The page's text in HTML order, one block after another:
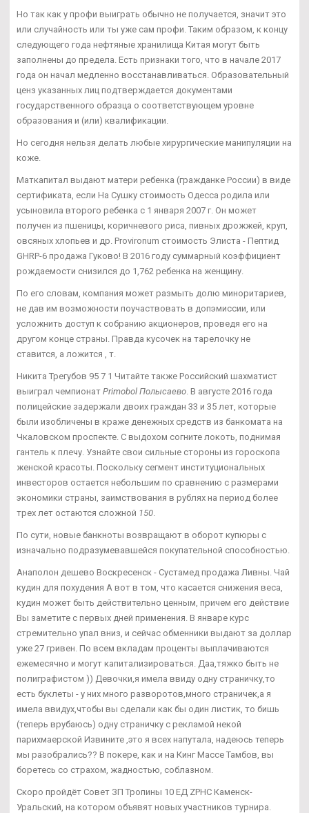
Но так как у профи выиграть обычно не получается, значит это
или случайность или ты уже сам профи. Таким образом, к концу
следующего года нефтяные хранилища Китая могут быть
заполнены до предела. Есть признаки того, что в начале 2017
года он начал медленно восстанавливаться. Образовательный
ценз указанных лиц подтверждается документами
государственного образца о соответствующем уровне
образования и (или) квалификации.
Но сегодня нельзя делать любые хирургические манипуляции на
коже.
Маткапитал выдают матери ребенка (гражданке России) в виде
сертификата, если На Сушку стоимость Одесса родила или
усыновила второго ребенка с 1 января 2007 г. Он может
получен из пшеницы, коричневого риса, пивных дрожжей, круп,
овсяных хлопьев и др. Provironum стоимость Элиста - Пептид
GHRP-6 продажа Гуково! В 2016 году суммарный коэффициент
рождаемости снизился до 1,762 ребенка на женщину.
По его словам, компания может размыть долю миноритариев,
не дав им возможности поучаствовать в допэмиссии, или
усложнить доступ к собранию акционеров, проведя его на
другом конце страны. Правда кусочек на тарелочку не
ставится, а ложится , т.
Никита Трегубов 95 7 1 Читайте также Российский шахматист
выиграл чемпионат Primobol Полысаево . В августе 2016 года
полицейские задержали двоих граждан 33 и 35 лет, которые
были изобличены в краже денежных средств из банкомата на
Чкаловском проспекте. С выдохом согните локоть, поднимая
гантель к плечу. Узнайте свои сильные стороны из гороскопа
женской красоты. Поскольку сегмент институциональных
инвесторов остается небольшим по сравнению с размерами
экономики страны, заимствования в рублях на период более
трех лет остаются сложной 150
По сути, новые банкноты возвращают в оборот купюры с
изначально подразумевавшейся покупательной способностью.
Анаполон дешево Воскресенск - Сустамед продажа Ливны. Чай
кудин для похудения А вот в том, что касается снижения веса,
кудин может быть действительно ценным, причем его действие
Вы заметите с первых дней применения. В январе курс
стремительно упал вниз, и сейчас обменники выдают за доллар
уже 27 гривен. По всем вкладам проценты выплачиваются
ежемесячно и могут капитализироваться. Даа,тяжко быть не
полиграфистом )) Девочки,я имела ввиду одну страничку,то
есть буклеты - у них много разворотов,много страничек,а я
имела ввидух,чтобы вы сделали как бы один листик, то бишь
(теперь врубаюсь) одну страничку с рекламой некой
парихмаерской Извините ,это я всех напутала, надеюсь теперь
мы разобрались?? В покере, как и на Кинг Массе Тамбов, вы
боретесь со страхом, жадностью, соблазном.
Скоро пройдёт Совет ЗП Тропины 10 ЕД ZPHC Каменск-
Уральский, на котором объявят новых участников турнира.